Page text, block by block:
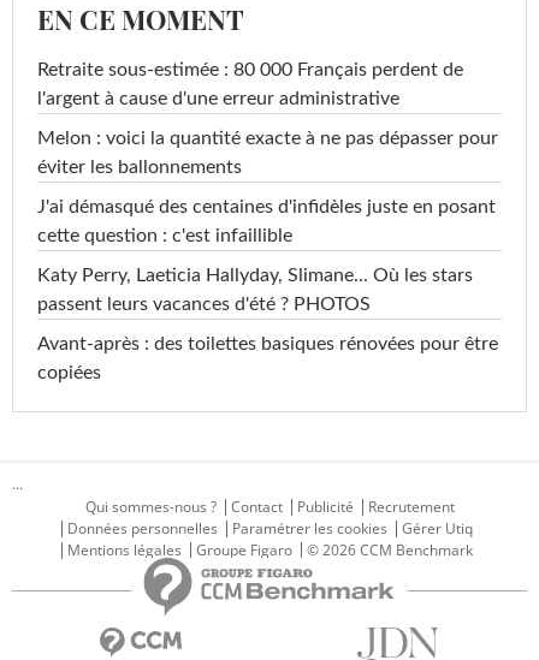
EN CE MOMENT
Retraite sous-estimée : 80 000 Français perdent de
l'argent à cause d'une erreur administrative
Melon : voici la quantité exacte à ne pas dépasser pour
éviter les ballonnements
J'ai démasqué des centaines d'infidèles juste en posant
cette question : c'est infaillible
Katy Perry, Laeticia Hallyday, Slimane... Où les stars
passent leurs vacances d'été ? PHOTOS
Avant-après : des toilettes basiques rénovées pour être
copiées
...
Qui sommes-nous ?
Contact Publicité
Recrutement
Données personnelles
Paramétrer les cookies
Gérer Utiq
Mentions légales
Groupe Figaro © 2026 CCM Benchmark